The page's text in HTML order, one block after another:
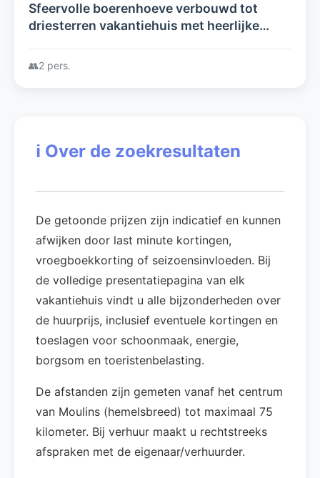
Sfeervolle boerenhoeve verbouwd tot
driesterren vakantiehuis met heerlijke
👥2 pers.
ℹ️ Over de zoekresultaten
De getoonde prijzen zijn indicatief en kunnen
afwijken door last minute kortingen,
vroegboekkorting of seizoensinvloeden. Bij
de volledige presentatiepagina van elk
vakantiehuis vindt u alle bijzonderheden over
de huurprijs, inclusief eventuele kortingen en
toeslagen voor schoonmaak, energie,
borgsom en toeristenbelasting.
De afstanden zijn gemeten vanaf het centrum
van Moulins (hemelsbreed) tot maximaal 75
kilometer. Bij verhuur maakt u rechtstreeks
afspraken met de eigenaar/verhuurder.